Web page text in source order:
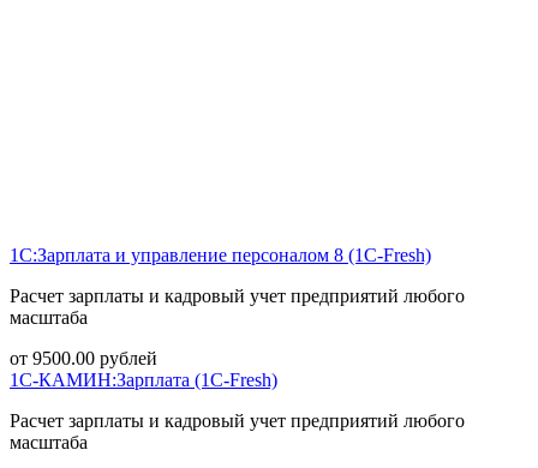
1С:Зарплата и управление персоналом 8 (1С-Fresh)
Расчет зарплаты и кадровый учет предприятий любого
масштаба
от 9500.00 рублей
1С-КАМИН:Зарплата (1С-Fresh)
Расчет зарплаты и кадровый учет предприятий любого
масштаба